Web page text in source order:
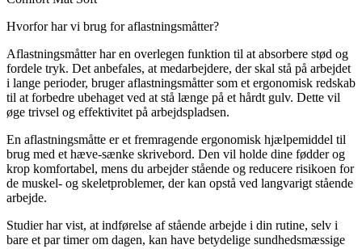
Hvorfor har vi brug for aflastningsmåtter?
Aflastningsmåtter har en overlegen funktion til at absorbere stød og
fordele tryk. Det anbefales, at medarbejdere, der skal stå på arbejdet
i lange perioder, bruger aflastningsmåtter som et ergonomisk redskab
til at forbedre ubehaget ved at stå længe på et hårdt gulv. Dette vil
øge trivsel og effektivitet på arbejdspladsen.
En aflastningsmåtte er et fremragende ergonomisk hjælpemiddel til
brug med et hæve-sænke skrivebord. Den vil holde dine fødder og
krop komfortabel, mens du arbejder stående og reducere risikoen for
de muskel- og skeletproblemer, der kan opstå ved langvarigt stående
arbejde.
Studier har vist, at indførelse af stående arbejde i din rutine, selv i
bare et par timer om dagen, kan have betydelige sundhedsmæssige